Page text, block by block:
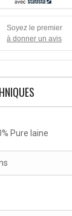
Soyez le premier
à donner un avis
Pure laine